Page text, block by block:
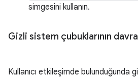
simgesini kullanın.
Gizli sistem çubuklarının
Kullanıcı etkileşimde bulunduğunda